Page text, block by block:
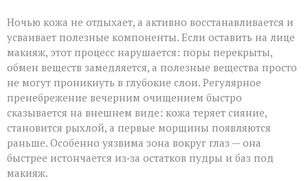
Ночью кожа не отдыхает, а активно восстанавливается и
усваивает полезные компоненты. Если оставить на лице
макияж, этот процесс нарушается: поры перекрыты,
обмен веществ замедляется, а полезные вещества просто
не могут проникнуть в глубокие слои. Регулярное
пренебрежение вечерним очищением быстро
сказывается на внешнем виде: кожа теряет сияние,
становится рыхлой, а первые морщины появляются
раньше. Особенно уязвима зона вокруг глаз — она
быстрее истончается из‑за остатков пудры и баз под
макияж.